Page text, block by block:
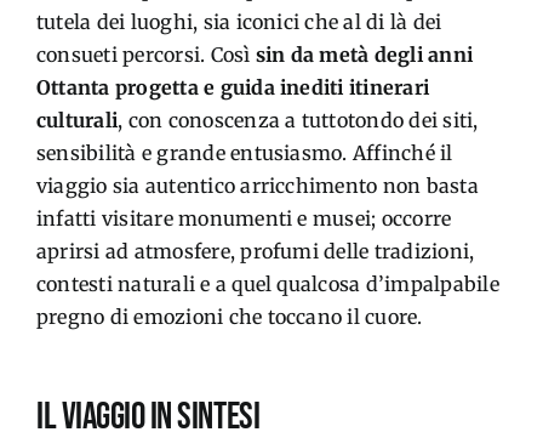
tutela dei luoghi, sia iconici che al di là dei
consueti percorsi. Così sin da metà degli anni
Ottanta progetta e guida inediti itinerari
culturali, con conoscenza a tuttotondo dei siti,
sensibilità e grande entusiasmo. Affinché il
viaggio sia autentico arricchimento non basta
infatti visitare monumenti e musei; occorre
aprirsi ad atmosfere, profumi delle tradizioni,
contesti naturali e a quel qualcosa d’impalpabile
pregno di emozioni che toccano il cuore.
IL VIAGGIO IN SINTESI